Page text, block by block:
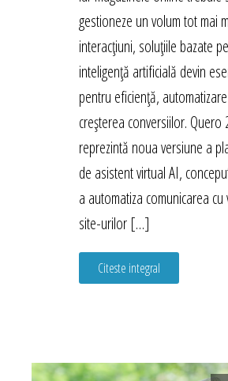
gestioneze un volum tot mai
interacțiuni, soluțiile bazate pe
inteligență artificială devin
pentru eficiență,
creșterea conversiilor. Quero
reprezintă noua versiune a
de asistent virtual AI,
a automatiza comunicarea cu
site-urilor […]
Citeste integral